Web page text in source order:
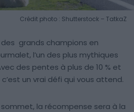
Crédit photo : Shutterstock – TatkaZ
grands champions en
l’un des plus mythiques
des pentes à plus de 10 % et
un vrai défi qui vous attend.
la récompense sera à la